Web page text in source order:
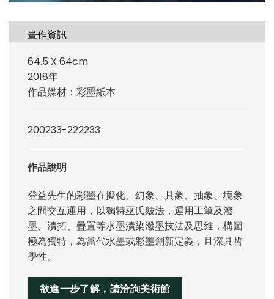
畫作資訊
64.5 X 64cm
2018年
作品媒材：彩墨紙本
200233-222233
作品說明
登益先生的彩墨在擬化、幻象、具象、抽象、境象
之間交互運用，以獨特巫氏皴法，運用工筆及潑
墨、漬拓、疊置等水墨漬染潑墨技法及思維，構圖
極為獨特，為當代水墨或彩墨創新定義，且深具哲
學性。
欲進一步了解，請洽詢美術館